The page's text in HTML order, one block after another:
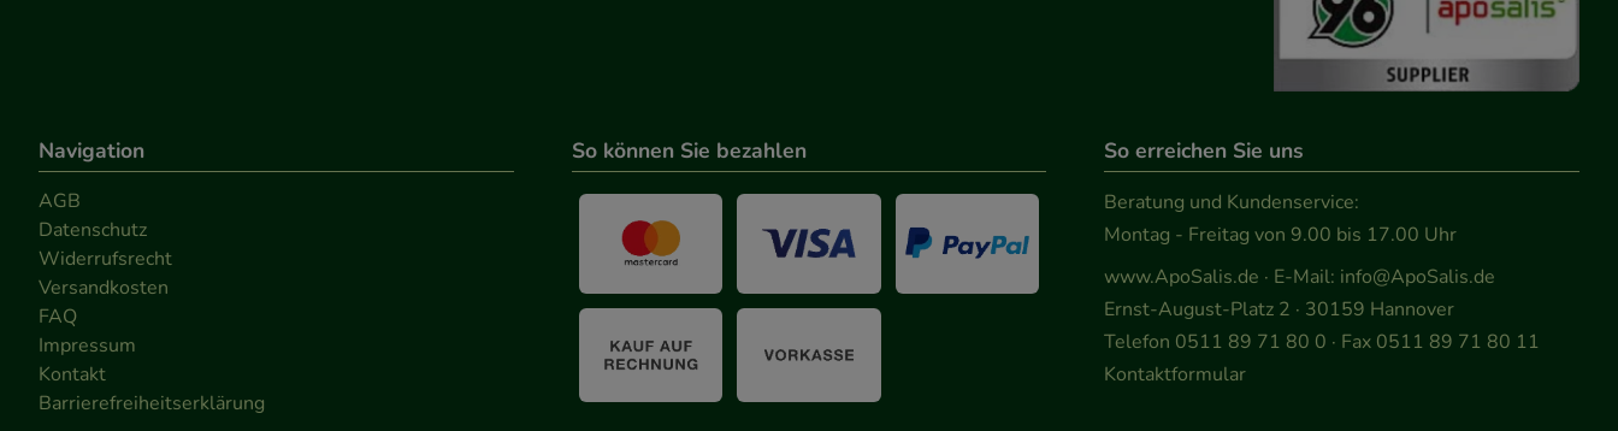
Navigation
AGB
Datenschutz
Widerrufsrecht
Versandkosten
FAQ
Impressum
Kontakt
Barrierefreiheitserklärung
So können Sie bezahlen So erreichen Sie uns
Beratung und Kundenservice:
Montag - Freitag von 9.00 bis 17.00 Uhr
www.ApoSalis.de · E-Mail: info@ApoSalis.de
Ernst-August-Platz 2 · 30159 Hannover
Telefon 0511 89 71 80 0 · Fax 0511 89 71 80 11
Kontaktformular